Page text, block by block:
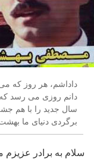
داداشم، هر روز که
دانم روزی می رسد
سال جدید را با هم
برگردی دنیای ما
سلام به برادر